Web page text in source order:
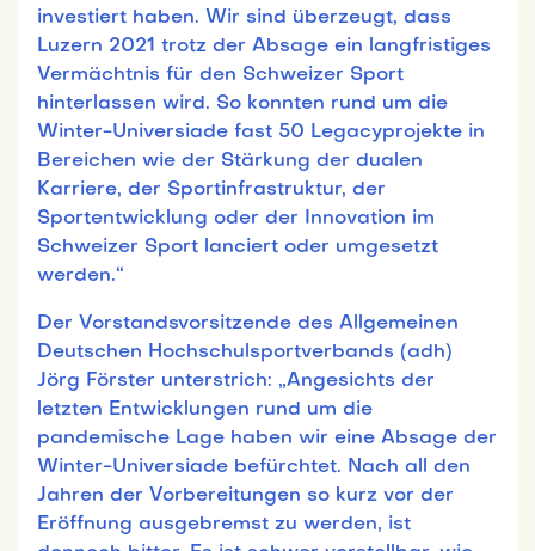
investiert haben. Wir sind überzeugt, dass
Luzern 2021 trotz der Absage ein langfristiges
Vermächtnis für den Schweizer Sport
hinterlassen wird. So konnten rund um die
Winter-Universiade fast 50 Legacyprojekte in
Bereichen wie der Stärkung der dualen
Karriere, der Sportinfrastruktur, der
Sportentwicklung oder der Innovation im
Schweizer Sport lanciert oder umgesetzt
werden.“
Der Vorstandsvorsitzende des Allgemeinen
Deutschen Hochschulsportverbands (adh)
Jörg Förster unterstrich: „Angesichts der
letzten Entwicklungen rund um die
pandemische Lage haben wir eine Absage der
Winter-Universiade befürchtet. Nach all den
Jahren der Vorbereitungen so kurz vor der
Eröffnung ausgebremst zu werden, ist